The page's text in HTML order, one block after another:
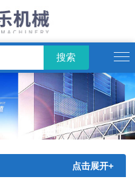
ENGLISH
点击展开+